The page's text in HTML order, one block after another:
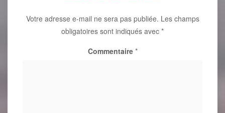
Votre adresse e-mail ne sera pas publiée. Les champs
obligatoires sont indiqués avec *
Commentaire *